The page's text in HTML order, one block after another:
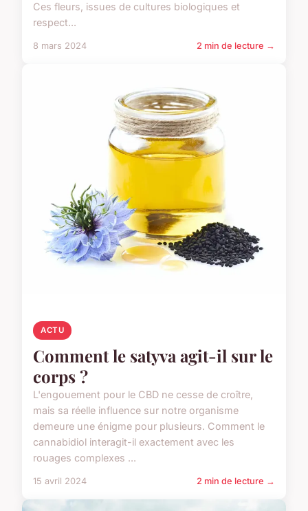
Ces fleurs, issues de cultures biologiques et
respect...
8 mars 2024 2 min de lecture →
ACTU
Comment le satyva agit-il sur le
corps ?
L'engouement pour le CBD ne cesse de croître,
mais sa réelle influence sur notre organisme
demeure une énigme pour plusieurs. Comment le
cannabidiol interagit-il exactement avec les
rouages complexes ...
15 avril 2024 2 min de lecture →